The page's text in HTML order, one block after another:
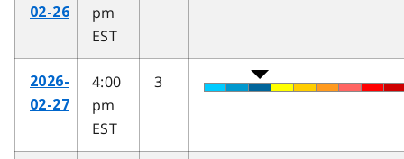
02-26
pm
EST
2026-
02-27
4:00
pm
EST
3